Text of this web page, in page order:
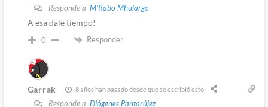
Responde a M'Rabo Mhulargo
A esa dale tiempo!
0 Responder
Garrak 8 años han pasado desde que se escribió esto
Responde a Diógenes Pantarújez